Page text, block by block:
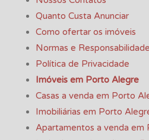
Quanto Custa Anunciar
Como ofertar os imóveis
Normas e
Política de Privacidade
Imóveis em Porto Alegre
Casas a venda em Porto
Imobiliárias em Porto
Apartamentos a venda em